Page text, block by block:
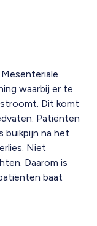
waarbij er te
Dit komt
Patiënten
buikpijn na het
Niet
Daarom is
baat